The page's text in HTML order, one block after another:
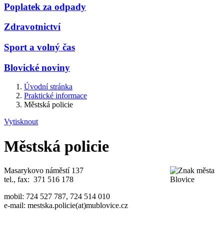
Poplatek za odpady
Zdravotnictví
Sport a volný čas
Blovické noviny
Úvodní stránka
Praktické informace
Městská policie
Vytisknout
Městská policie
Masarykovo náměstí 137
tel., fax: 371 516 178
mobil: 724 527 787, 724 514 010
e-mail: mestska.policie(at)mublovice.cz